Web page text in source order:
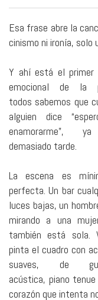
Esa frase abre la
cinismo ni ironía, solo
Y ahí está el primer
emocional de la
todos sabemos que
alguien dice
enamorarme”,
demasiado tarde.
La escena es
perfecta. Un bar
luces bajas, un
mirando a una
también está sola.
pinta el cuadro con
suaves, de
acústica, piano
corazón que intenta